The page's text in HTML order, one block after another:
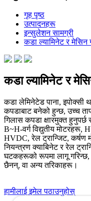
गृह पृष्ठ
उत्पादनहरू
इन्सुलेशन सामग्री
कडा ल्यामिनेट र मेसिन
कडा ल्यामिनेट र
कडा लेमिनेटेड पाना, इपोक्सी
कपडाबाट बनेको हुन्छ, उच्च
गिलास कपडा क्षारमुक्त हुनुपर्छ
B~H-वर्ग विद्युतीय
HVDC, रेल ट्रान्जिट, कर्षण
नियन्त्रण क्याबिनेट र रेल
घटकहरूको रूपमा लागू
छैनन्, वा अन्य तरिकाहरू।
हामीलाई इमेल पठाउनुहोस्